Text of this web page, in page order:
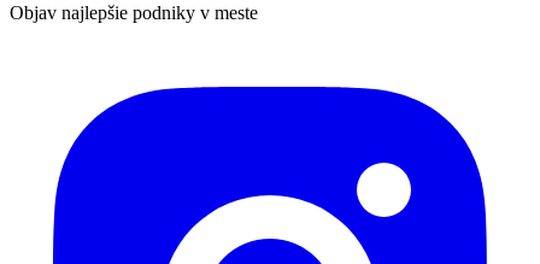
Objav najlepšie podniky v meste